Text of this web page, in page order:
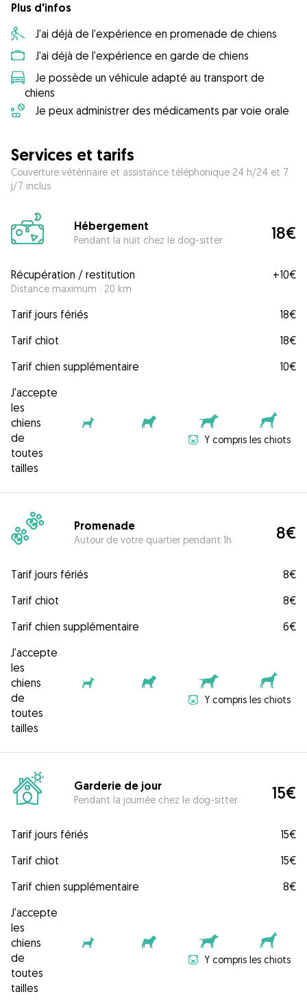
Plus d'infos
J'ai déjà de l'expérience en promenade de chiens
J'ai déjà de l'expérience en garde de chiens
Je possède un véhicule adapté au transport de
chiens
Je peux administrer des médicaments par voie orale
Services et tarifs
Couverture vétérinaire et assistance téléphonique 24 h/24 et 7
j/7 inclus
Hébergement
Pendant la nuit chez le dog-sitter 18€
Récupération / restitution
Distance maximum : 20 km
+10€
Tarif jours fériés
18€
Tarif chiot
18€
Tarif chien supplémentaire
10€
J'accepte
les
chiens
de
toutes
tailles
Y compris les chiots
Promenade
Autour de votre quartier pendant 1h 8€
Tarif jours fériés
8€
Tarif chiot
8€
Tarif chien supplémentaire
6€
J'accepte
les
chiens
de
toutes
tailles
Y compris les chiots
Garderie de jour
Pendant la journée chez le dog-sitter 15€
Tarif jours fériés
15€
Tarif chiot
15€
Tarif chien supplémentaire
8€
J'accepte
les
chiens
de
toutes
tailles
Y compris les chiots